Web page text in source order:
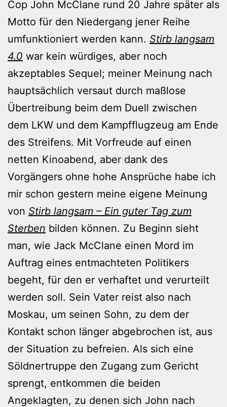
Cop John McClane rund 20 Jahre später als
Motto für den Niedergang jener Reihe
umfunktioniert werden kann. Stirb langsam
4.0 war kein würdiges, aber noch
akzeptables Sequel; meiner Meinung nach
hauptsächlich versaut durch maßlose
Übertreibung beim dem Duell zwischen
dem LKW und dem Kampfflugzeug am Ende
des Streifens. Mit Vorfreude auf einen
netten Kinoabend, aber dank des
Vorgängers ohne hohe Ansprüche habe ich
mir schon gestern meine eigene Meinung
von Stirb langsam – Ein guter Tag zum
Sterben bilden können. Zu Beginn sieht
man, wie Jack McClane einen Mord im
Auftrag eines entmachteten Politikers
begeht, für den er verhaftet und verurteilt
werden soll. Sein Vater reist also nach
Moskau, um seinen Sohn, zu dem der
Kontakt schon länger abgebrochen ist, aus
der Situation zu befreien. Als sich eine
Söldnertruppe den Zugang zum Gericht
sprengt, entkommen die beiden
Angeklagten, zu denen sich John nach